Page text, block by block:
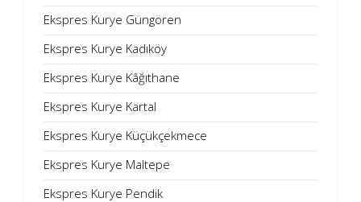
Ekspres Kurye Güngören
Ekspres Kurye Kadıköy
Ekspres Kurye Kâğıthane
Ekspres Kurye Kartal
Ekspres Kurye Küçükçekmece
Ekspres Kurye Maltepe
Ekspres Kurye Pendik